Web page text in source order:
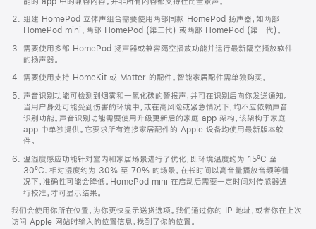
中
打
开)
组建 HomePod 立体声组合需要使用两部同款 HomePod 扬声器，如两部
HomePod mini、两部 HomePod (第二代) 或两部 HomePod (第一代)。
需要使用多部 HomePod 扬声器或兼容隔空播放功能并运行最新隔空播放软件
的扬声器。
需要使用支持 HomeKit 或 Matter 的配件。智能家居配件需单独购买。
声音识别功能可检测到烟雾和一氧化碳的警报声，并可在识别后向你发送通知。
当用户身处可能受到伤害的环境中，或在高风险或紧急情况下，均不应依赖声音
识别功能。声音识别功能需要使用升级更新后的家庭 app 架构，该架构于家庭
app 中单独提供。它要求所有连接家居配件的 Apple 设备均使用最新版本软
件。
温湿度感应功能针对室内和家居场景进行了优化，即环境温度约为 15ºC 至
30ºC、相对湿度约为 30% 至 70% 的场景。在长时间以高音量播放音频等情
况下，准确性可能会降低。HomePod mini 在启动后需要一定时间对传感器进
行校准，才可显示结果。
我们会使用你所在位置，为你更快显示送货选项。我们通过你的 IP 地址，或者你在上次
访问 Apple 网站时输入的位置信息，找到了你的位置。